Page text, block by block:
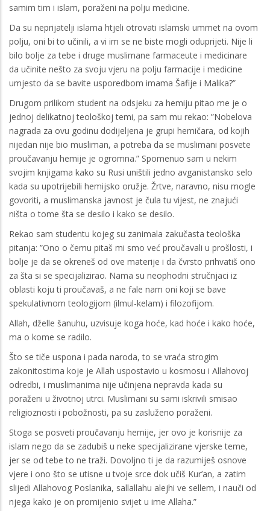
samim tim i islam, poraženi na polju medicine.
Da su neprijatelji islama htjeli otrovati islamski ummet na ovom
polju, oni bi to učinili, a vi im se ne biste mogli oduprijeti. Nije li
bilo bolje za tebe i druge muslimane farmaceute i medicinare
da učinite nešto za svoju vjeru na polju farmacije i medicine
umjesto da se bavite usporedbom imama Šafije i Malika?”
Drugom prilikom student na odsjeku za hemiju pitao me je o
jednoj delikatnoj teološkoj temi, pa sam mu rekao: ”Nobelova
nagrada za ovu godinu dodijeljena je grupi hemičara, od kojih
nijedan nije bio musliman, a potreba da se muslimani posvete
proučavanju hemije je ogromna.” Spomenuo sam u nekim
svojim knjigama kako su Rusi uništili jedno avganistansko selo
kada su upotrijebili hemijsko oružje. Žrtve, naravno, nisu mogle
govoriti, a muslimanska javnost je čula tu vijest, ne znajući
ništa o tome šta se desilo i kako se desilo.
Rekao sam studentu kojeg su zanimala zakučasta teološka
pitanja: ”Ono o čemu pitaš mi smo već proučavali u prošlosti, i
bolje je da se okreneš od ove materije i da čvrsto prihvatiš ono
za šta si se specijalizirao. Nama su neophodni stručnjaci iz
oblasti koju ti proučavaš, a ne fale nam oni koji se bave
spekulativnom teologijom (ilmul-kelam) i filozofijom.
Allah, dželle šanuhu, uzvisuje koga hoće, kad hoće i kako hoće,
ma o kome se radilo.
Što se tiče uspona i pada naroda, to se vraća strogim
zakonitostima koje je Allah uspostavio u kosmosu i Allahovoj
odredbi, i muslimanima nije učinjena nepravda kada su
poraženi u životnoj utrci. Muslimani su sami iskrivili smisao
religioznosti i pobožnosti, pa su zasluženo poraženi.
Stoga se posveti proučavanju hemije, jer ovo je korisnije za
islam nego da se zadubiš u neke specijalizirane vjerske teme,
jer se od tebe to ne traži. Dovoljno ti je da razumiješ osnove
vjere i ono što se utisne u tvoje srce dok učiš Kur’an, a zatim
slijedi Allahovog Poslanika, sallallahu alejhi ve sellem, i nauči od
njega kako je on promijenio svijet u ime Allaha.”